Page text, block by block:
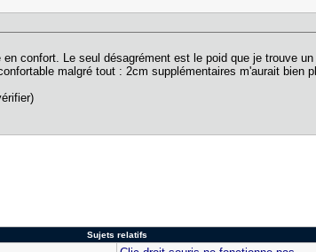
confort. Le seul désagrément est le poid que je trouve
malgré tout : 2cm supplémentaires m'aurait bien
Sujets relatifs